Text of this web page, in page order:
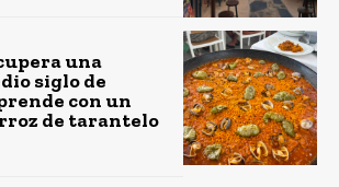
una
siglo de
con un
de tarantelo